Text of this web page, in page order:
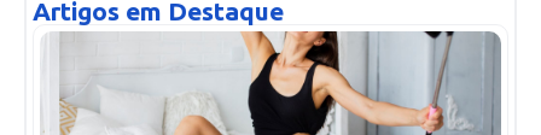
Artigos em Destaque